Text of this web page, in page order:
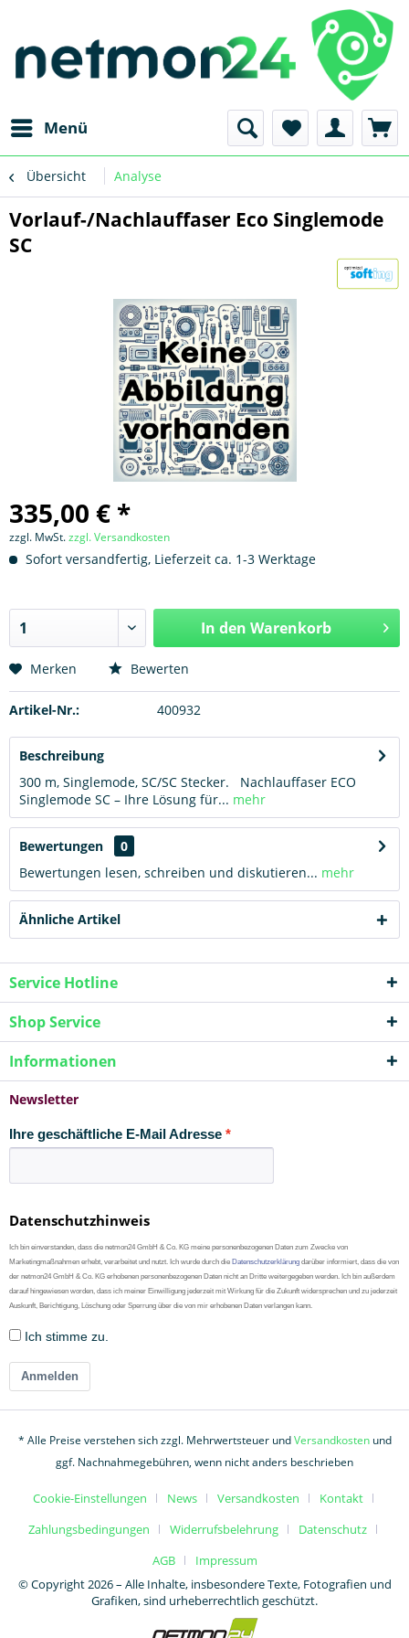
Menü
Übersicht Analyse
Vorlauf-/Nachlauffaser Eco Singlemode
SC
335,00 € *
zzgl. MwSt.zzgl. Versandkosten
Sofort versandfertig, Lieferzeit ca. 1-3 Werktage
In den Warenkorb
Merken Bewerten
Artikel-Nr.: 400932
Beschreibung
300 m, Singlemode, SC/SC Stecker. Nachlauffaser ECO
Singlemode SC – Ihre Lösung für... mehr
Bewertungen
0
Bewertungen lesen, schreiben und diskutieren... mehr
Ähnliche Artikel
Service Hotline
Shop Service
Informationen
Newsletter
Ihre geschäftliche E-Mail Adresse
Datenschutzhinweis
Ich bin einverstanden, dass die netmon24 GmbH & Co. KG meine personenbezogenen Daten zum Zwecke von
Marketingmaßnahmen erhebt, verarbeitet und nutzt. Ich wurde durch die Datenschutzerklärung darüber informiert, dass die von
der netmon24 GmbH & Co. KG erhobenen personenbezogenen Daten nicht an Dritte weitergegeben werden. Ich bin außerdem
darauf hingewiesen worden, dass ich meiner Einwilligung jederzeit mit Wirkung für die Zukunft widersprechen und zu jederzeit
Auskunft, Berichtigung, Löschung oder Sperrung über die von mir erhobenen Daten verlangen kann.
Ich stimme zu.
Anmelden
* Alle Preise verstehen sich zzgl. Mehrwertsteuer undVersandkostenund
ggf. Nachnahmegebühren, wenn nicht anders beschrieben
Cookie-Einstellungen News Versandkosten
Kontakt
Zahlungsbedingungen
Widerrufsbelehrung
Datenschutz
AGB
Impressum
© Copyright 2026 – Alle Inhalte, insbesondere Texte, Fotografien und
Grafiken, sind urheberrechtlich geschützt.